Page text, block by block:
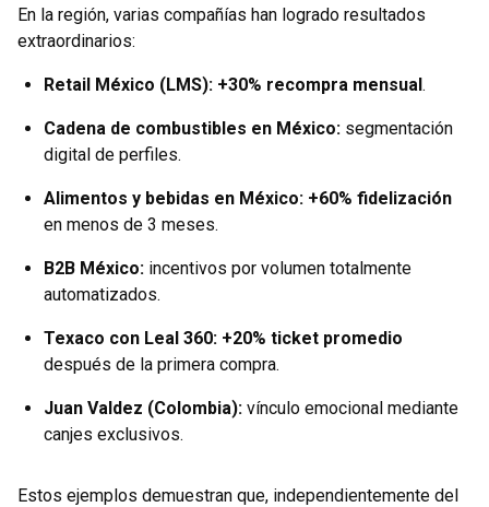
En la región, varias compañías han logrado resultados
extraordinarios:
Retail México (LMS): +30% recompra mensual.
Cadena de combustibles en México: segmentación
digital de perfiles.
Alimentos y bebidas en México: +60% fidelización
en menos de 3 meses.
B2B México: incentivos por volumen totalmente
automatizados.
Texaco con Leal 360: +20% ticket promedio
después de la primera compra.
Juan Valdez (Colombia): vínculo emocional mediante
canjes exclusivos.
Estos ejemplos demuestran que, independientemente del